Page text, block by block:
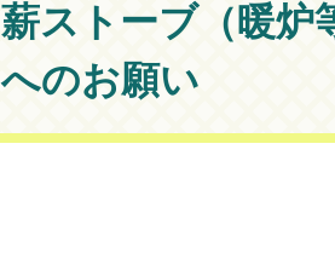
薪ストーブ（暖炉
へのお願い